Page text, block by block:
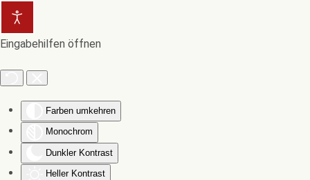
Eingabehilfen öffnen
Farben umkehren
Monochrom
Dunkler Kontrast
Heller Kontrast
Zum Hauptinhalt springen